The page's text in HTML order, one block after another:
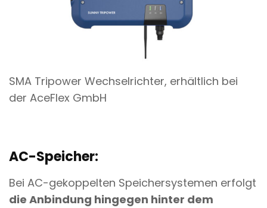
SMA Tripower Wechselrichter, erhältlich bei
der AceFlex GmbH
AC-Speicher:
Bei AC-gekoppelten Speichersystemen erfolgt
die Anbindung hingegen hinter dem